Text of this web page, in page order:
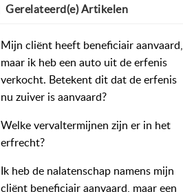
Gerelateerd(e)Artikelen
Mijn cliënt heeft beneficiair aanvaard,
maar ik heb een auto uit de erfenis
verkocht. Betekent dit dat de erfenis
nu zuiver is aanvaard?
Welke vervaltermijnen zijn er in het
erfrecht?
Ik heb de nalatenschap namens mijn
cliënt beneficiair aanvaard, maar een